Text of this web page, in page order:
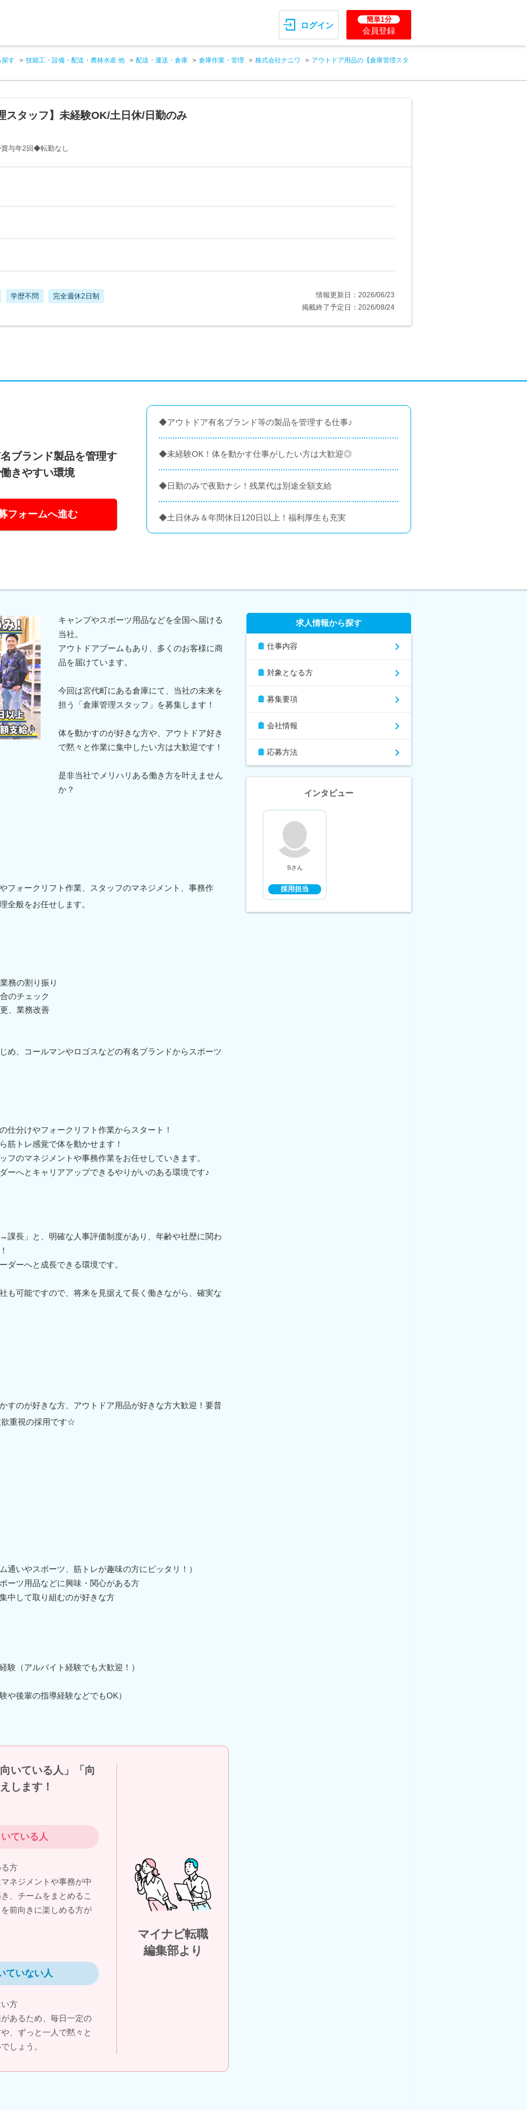
ログイン
簡単1分
会員登録
探す 技能工・設備・配送・農林水産 他 配送・運送・倉庫 倉庫作業・管理 株式会社ナニワ アウトドア用品の【倉庫管理スタ
スタッフ】未経験OK/土日休/日勤のみ
与年2回◆転勤なし
学歴不問 完全週休2日制
情報更新日：2026/06/23
掲載終了予定日：2026/08/24
ブランド製品を管理す
きやすい環境
フォームへ進む
◆アウトドア有名ブランド等の製品を管理する仕事♪
◆未経験OK！体を動かす仕事がしたい方は大歓迎◎
◆日勤のみで夜勤ナシ！残業代は別途全額支給
◆土日休み＆年間休日120日以上！福利厚生も充実
キャンプやスポーツ用品などを全国へ届ける
当社。
アウトドアブームもあり、多くのお客様に商
品を届けています。
今回は宮代町にある倉庫にて、当社の未来を
担う「倉庫管理スタッフ」を募集します！
体を動かすのが好きな方や、アウトドア好き
で黙々と作業に集中したい方は大歓迎です！
是非当社でメリハリある働き方を叶えません
か？
フォークリフト作業、スタッフのマネジメント、事務作
全般をお任せします。
務の割り振り
のチェック
、業務改善
め、コールマンやロゴスなどの有名ブランドからスポーツ
仕分けやフォークリフト作業からスタート！
筋トレ感覚で体を動かせます！
フのマネジメントや事務作業をお任せしていきます。
ーへとキャリアアップできるやりがいのある環境です♪
長」と、明確な人事評価制度があり、年齢や社歴に関わ
ダーへと成長できる環境です。
も可能ですので、将来を見据えて長く働きながら、確実な
すのが好きな方、アウトドア用品が好きな方大歓迎！要普
欲重視の採用です☆
通いやスポーツ、筋トレが趣味の方にピッタリ！）
ーツ用品などに興味・関心がある方
中して取り組むのが好きな方
験（アルバイト経験でも大歓迎！）
や後輩の指導経験などでもOK）
いている人」「向
します！
ている人
方
ネジメントや事務が中
、チームをまとめるこ
前向きに楽しめる方が
ていない人
方
あるため、毎日一定の
、ずっと一人で黙々と
しょう。
マイナビ転職
編集部より
求人情報から探す
仕事内容
対象となる方
募集要項
会社情報
応募方法
インタビュー
Sさん
採用担当